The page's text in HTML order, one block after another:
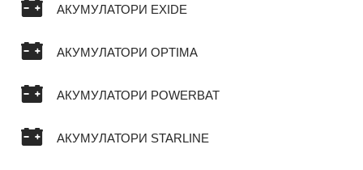
АКУМУЛАТОРИ EXIDE
АКУМУЛАТОРИ OPTIMA
АКУМУЛАТОРИ POWERBAT
АКУМУЛАТОРИ STARLINE